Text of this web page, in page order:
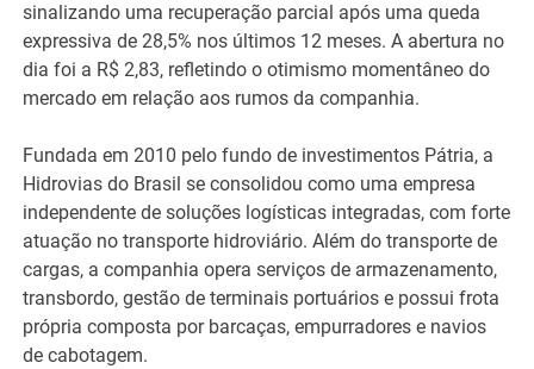
sinalizando uma recuperação parcial após uma queda
expressiva de 28,5% nos últimos 12 meses. A abertura no
dia foi a R$ 2,83, refletindo o otimismo momentâneo do
mercado em relação aos rumos da companhia.
Fundada em 2010 pelo fundo de investimentos Pátria, a
Hidrovias do Brasil se consolidou como uma empresa
independente de soluções logísticas integradas, com forte
atuação no transporte hidroviário. Além do transporte de
cargas, a companhia opera serviços de armazenamento,
transbordo, gestão de terminais portuários e possui frota
própria composta por barcaças, empurradores e navios
de cabotagem.